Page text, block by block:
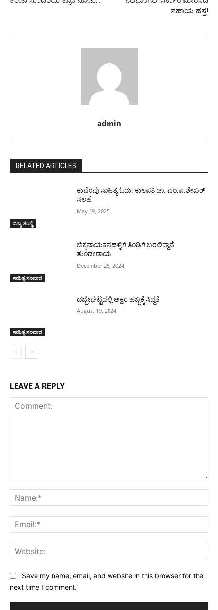
ಸಹಾಯ ಹಸ್ತ!
admin
RELATED ARTICLES
ವಿದ್ಯಾ ಸಂಸ್ಥೆ
ಕುವೆಂಪು ಸಾಹಿತ್ಯ ಓದು: ಕುಲಪತಿ ಡಾ. ಎಂ.ಎ.ಶೇಖರ್
ಸಲಹೆ
May 29, 2025
ಸಾಹಿತ್ಯ ಸಂವಾದ
ಚಿಕ್ಕನಾಯಕನಹಳ್ಳಿಗೆ ತಿಂಡಿಗೆ ಬರಲಿದ್ದಾನೆ
ತುಂಡೇರಾಯ
December 25, 2024
ಸಾಹಿತ್ಯ ಸಂವಾದ
ದಬ್ಬೇಘಟ್ಟದಲ್ಲಿ ಅಕ್ಷರ ಹಬ್ಬಕ್ಕೆ ಸಿದ್ಧತೆ
August 19, 2024
LEAVE A REPLY
Save my name, email, and website in this browser for the
next time I comment.